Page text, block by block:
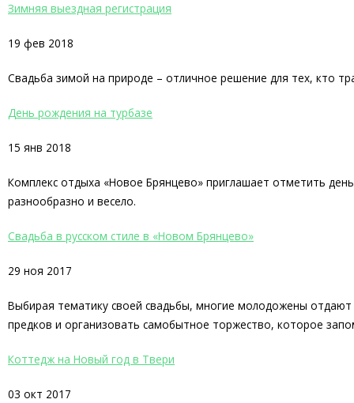
Зимняя выездная регистрация
19 фев 2018
Свадьба зимой на природе – отличное решение для тех, кто
День рождения на турбазе
15 янв 2018
Комплекс отдыха «Новое Брянцево» приглашает отметить
разнообразно и весело.
Свадьба в русском стиле в «Новом Брянцево»
29 ноя 2017
Выбирая тематику своей свадьбы, многие молодожены
предков и организовать самобытное торжество, которое
Коттедж на Новый год в Твери
03 окт 2017